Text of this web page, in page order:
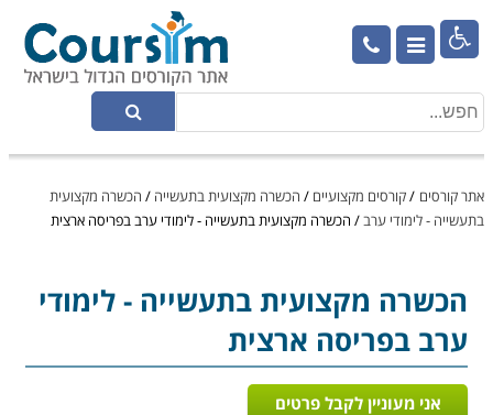

אתר קורסים /קורסים מקצועיים / הכשרה מקצועית בתעשייה / הכשרה מקצועית
בתעשייה - לימודי ערב/ הכשרה מקצועית בתעשייה - לימודי ערב בפריסה ארצית
הכשרה מקצועית בתעשייה - לימודי
ערב בפריסה ארצית
אני מעוניין לקבל פרטים